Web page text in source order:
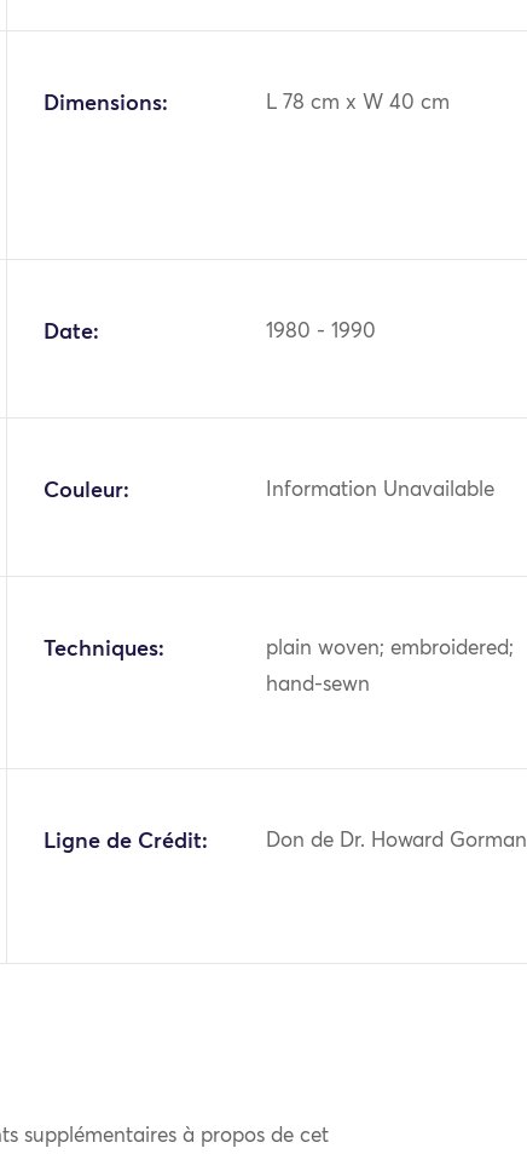
Dimensions: L 78 cm x W 40 cm
Date: 1980 - 1990
Couleur: Information Unavailable
Techniques:
plain woven; embroidered;
hand-sewn
Ligne de Crédit: Don de Dr. Howard Gorman
supplémentaires à propos de cet